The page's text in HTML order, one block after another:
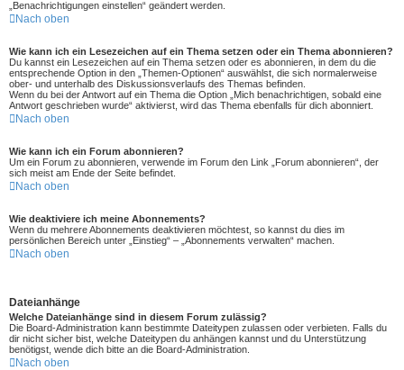
„Benachrichtigungen einstellen“ geändert werden.
Nach oben
Wie kann ich ein Lesezeichen auf ein Thema setzen oder ein Thema abonnieren?
Du kannst ein Lesezeichen auf ein Thema setzen oder es abonnieren, in dem du die
entsprechende Option in den „Themen-Optionen“ auswählst, die sich normalerweise
ober- und unterhalb des Diskussionsverlaufs des Themas befinden.
Wenn du bei der Antwort auf ein Thema die Option „Mich benachrichtigen, sobald eine
Antwort geschrieben wurde“ aktivierst, wird das Thema ebenfalls für dich abonniert.
Nach oben
Wie kann ich ein Forum abonnieren?
Um ein Forum zu abonnieren, verwende im Forum den Link „Forum abonnieren“, der
sich meist am Ende der Seite befindet.
Nach oben
Wie deaktiviere ich meine Abonnements?
Wenn du mehrere Abonnements deaktivieren möchtest, so kannst du dies im
persönlichen Bereich unter „Einstieg“ – „Abonnements verwalten“ machen.
Nach oben
Dateianhänge
Welche Dateianhänge sind in diesem Forum zulässig?
Die Board-Administration kann bestimmte Dateitypen zulassen oder verbieten. Falls du
dir nicht sicher bist, welche Dateitypen du anhängen kannst und du Unterstützung
benötigst, wende dich bitte an die Board-Administration.
Nach oben